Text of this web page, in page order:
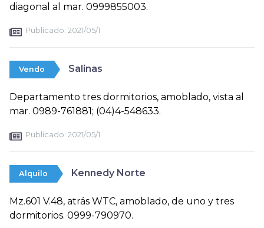
diagonal al mar. 0999855003.
Publicado: 2021/05/1
Vendo Salinas
Departamento tres dormitorios, amoblado, vista al
mar. 0989-761881; (04)4-548633.
Publicado: 2021/05/1
Alquilo Kennedy Norte
Mz.601 V.48, atrás WTC, amoblado, de uno y tres
dormitorios. 0999-790970.